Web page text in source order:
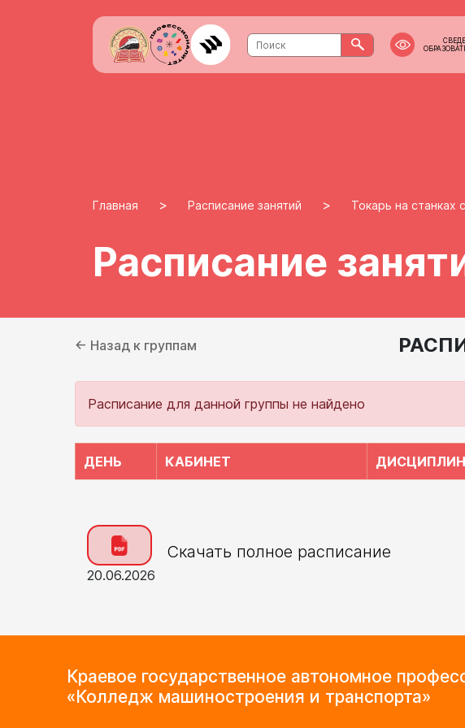
Главная > Расписание занятий > Токарь на
Расписание
← Назад к группам
Расписание для данной группы не найдено
ДЕНЬ КАБИНЕТ
20.06.2026
Скачать полное расписание
Краевое государственное автономное
«Колледж машиностроения и транспорта»